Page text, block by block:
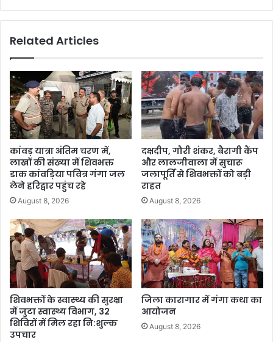
Related Articles
कांवड़ यात्रा अंतिम चरण में,
लाखों की संख्या में शिवभक्त
डाक कांवड़िया पवित्र गंगा जल
लेने हरिद्वार पहुंच रहे
August 8, 2026
दक्षदीप, गौरी शंकर, बैरागी कैंप
और लालजीवाला में सुचारू
जलापूर्ति से शिवभक्तों को बड़ी
राहत
August 8, 2026
शिवभक्तों के स्वास्थ्य की सुरक्षा
में जुटा स्वास्थ्य विभाग, 32
शिविरों में मिल रहा नि:शुल्क
उपचार
जिला कारागार में गंगा कथा का
आयोजन
August 8, 2026